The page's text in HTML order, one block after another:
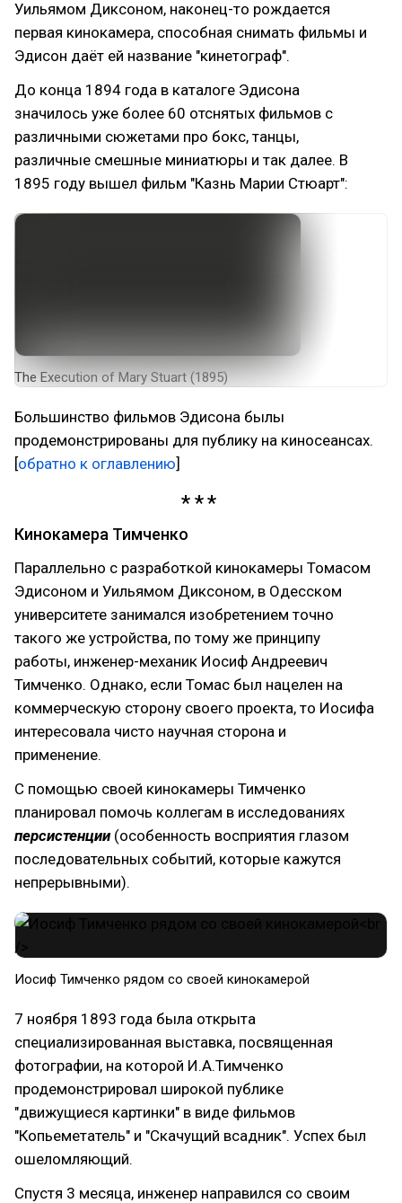
Уильямом Диксоном, наконец-то рождается
первая кинокамера, способная снимать фильмы и
Эдисон даёт ей название "кинетограф".
До конца 1894 года в каталоге Эдисона
значилось уже более 60 отснятых фильмов с
различными сюжетами про бокс, танцы,
различные смешные миниатюры и так далее. В
1895 году вышел фильм "Казнь Марии Стюарт":
The Execution of Mary Stuart (1895)
Большинство фильмов Эдисона былы
продемонстрированы для публику на киносеансах.
[обратно к оглавлению]
Кинокамера Тимченко
Параллельно с разработкой кинокамеры Томасом
Эдисоном и Уильямом Диксоном, в Одесском
университете занимался изобретением точно
такого же устройства, по тому же принципу
работы, инженер-механик Иосиф Андреевич
Тимченко. Однако, если Томас был нацелен на
коммерческую сторону своего проекта, то Иосифа
интересовала чисто научная сторона и
применение.
С помощью своей кинокамеры Тимченко
планировал помочь коллегам в исследованиях
персистенции (особенность восприятия глазом
последовательных событий, которые кажутся
непрерывными).
Иосиф Тимченко рядом со своей кинокамерой
7 ноября 1893 года была открыта
специализированная выставка, посвященная
фотографии, на которой И.А.Тимченко
продемонстрировал широкой публике
"движущиеся картинки" в виде фильмов
"Копьеметатель" и "Скачущий всадник". Успех был
ошеломляющий.
Спустя 3 месяца, инженер направился со своим